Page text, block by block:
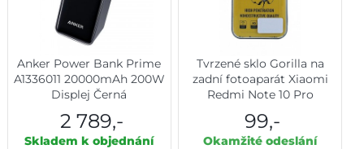
Anker Power Bank Prime
A1336011 20000mAh 200W
Displej Černá
2 789,-
Skladem k objednání
Tvrzené sklo Gorilla na
zadní fotoaparát Xiaomi
Redmi Note 10 Pro
99,-
Okamžité odeslání